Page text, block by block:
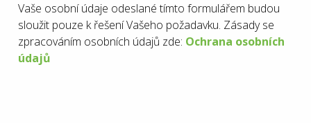
Vaše osobní údaje odeslané tímto formulářem budou
sloužit pouze k řešení Vašeho požadavku. Zásady se
zpracováním osobních údajů zde: Ochrana osobních
údajů